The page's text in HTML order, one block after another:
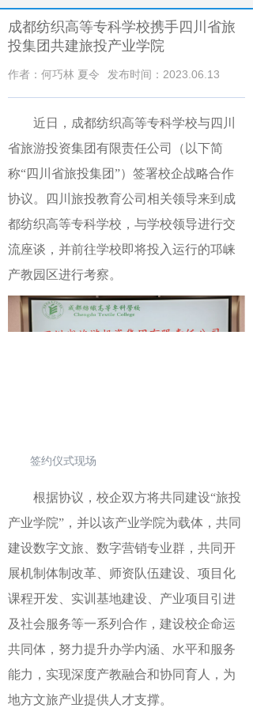
成都纺织高等专科学校携手四川省旅
投集团共建旅投产业学院
作者：何巧林 夏令 发布时间：2023.06.13
近日，成都纺织高等专科学校与四川
省旅游投资集团有限责任公司（以下简
称“四川省旅投集团”） 签署校企战略合作
协议。四川旅投教育公司相关领导来到成
都纺织高等专科学校，与学校领导进行交
流座谈，并前往学校即将投入运行的邛崃
产教园区进行考察。
签约仪式现场
根据协议，校企双方将共同建设“旅投
产业学院”，并以该产业学院为载体，共同
建设数字文旅、数字营销专业群，共同开
展机制体制改革、师资队伍建设、项目化
课程开发、实训基地建设、产业项目引进
及社会服务等一系列合作，建设校企命运
共同体，努力提升办学内涵、水平和服务
能力，实现深度产教融合和协同育人，为
地方文旅产业提供人才支撑。